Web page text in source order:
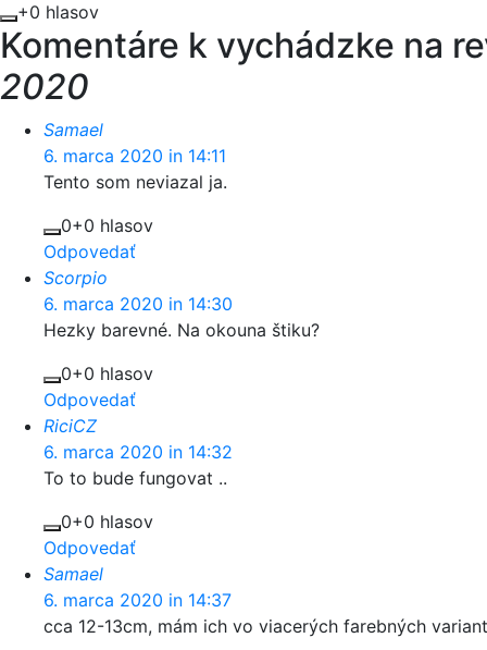
+0 hlasov
Komentáre k vychádzke na
2020
Samael
6. marca 2020 in 14:11
Tento som neviazal ja.
0+0 hlasov
Odpovedať
Scorpio
6. marca 2020 in 14:30
Hezky barevné. Na okouna štiku?
0+0 hlasov
Odpovedať
RiciCZ
6. marca 2020 in 14:32
To to bude fungovat ..
0+0 hlasov
Odpovedať
Samael
6. marca 2020 in 14:37
cca 12-13cm, mám ich vo viacerých farebných